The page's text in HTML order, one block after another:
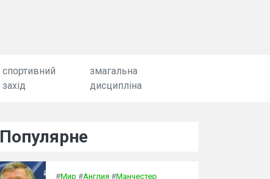
спортивний
захід
змагальна
дисципліна
Популярне
#Мир #Англия #Манчестер